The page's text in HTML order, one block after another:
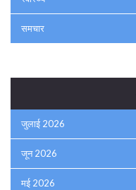
समचार
जुलाई 2026
जून 2026
मई 2026